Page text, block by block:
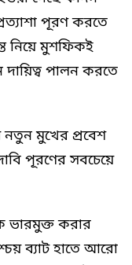
পূরণ করতে
নিয়ে মুশফিকই
পালন করতে
নতুন মুখের প্রবেশ
পূরণের সবচেয়ে
ভারমুক্ত করার
ব্যাট হাতে আরো